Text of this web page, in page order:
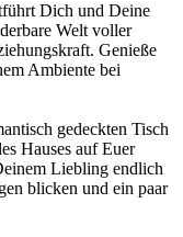
Dich und Deine
Welt voller
Genieße
Ambiente bei
gedeckten Tisch
Hauses auf Euer
Liebling endlich
blicken und ein paar